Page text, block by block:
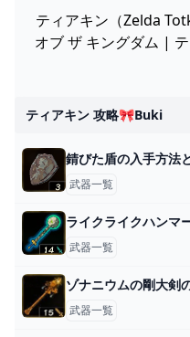
ティアキン（Zelda
オブ ザ キングダム |
ティアキン 攻略🎀buki
錆びた盾の入手方法
武器一覧
ライクライクハンマ
武器一覧
ゾナニウムの剛大剣
武器一覧